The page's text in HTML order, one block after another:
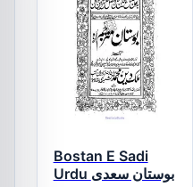
Bostan E Sadi
Urdu بوستان سعدی